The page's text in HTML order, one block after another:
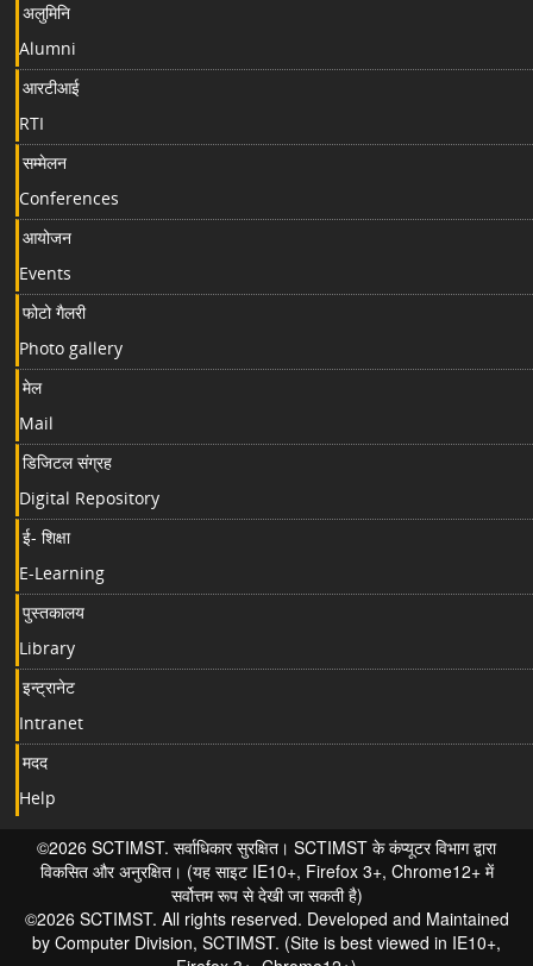
अलुमिनि
Alumni
आरटीआई
RTI
सम्मेलन
Conferences
आयोजन
Events
फोटो गैलरी
Photo gallery
मेल
Mail
डिजिटल संग्रह
Digital Repository
ई- शिक्षा
E-Learning
पुस्तकालय
Library
इन्ट्रानेट
Intranet
मदद
Help
©2026 SCTIMST. सर्वाधिकार सुरक्षित। SCTIMST के कंप्यूटर विभाग द्वारा
विकसित और अनुरक्षित। (यह साइट IE10+, Firefox 3+, Chrome12+ में
सर्वोत्तम रूप से देखी जा सकती है)
©2026 SCTIMST. All rights reserved. Developed and Maintained
by Computer Division, SCTIMST. (Site is best viewed in IE10+,